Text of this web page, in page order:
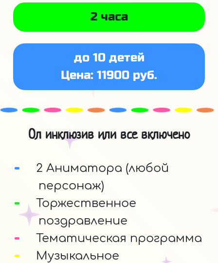
2 часа
до 10 детей
Цена: 11900 руб.
Ол инклюзив или все включено
2 Аниматора (любой
персонаж)
Торжественное
поздравление
Тематическая программа
Музыкальное